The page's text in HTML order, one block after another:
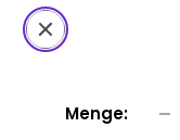
Schwarz
Menge: